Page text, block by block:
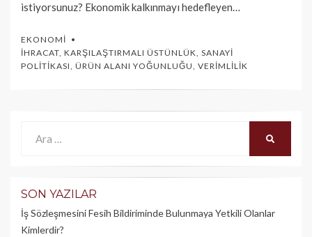
istiyorsunuz? Ekonomik kalkınmayı hedefleyen…
EKONOMI
İHRACAT, KARŞILAŞTIRMALI ÜSTÜNLÜK, SANAYI
POLITIKASI, ÜRÜN ALANI YOĞUNLUĞU, VERIMLILIK
SON YAZILAR
İş Sözleşmesini Fesih Bildiriminde Bulunmaya Yetkili Olanlar
Kimlerdir?